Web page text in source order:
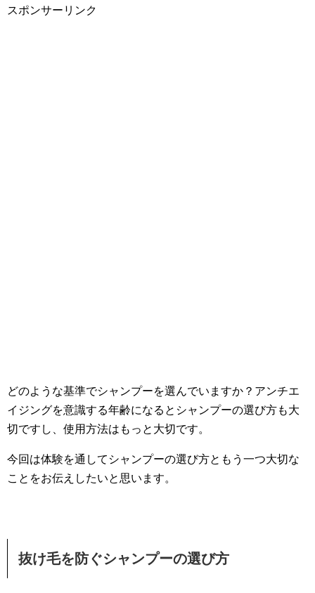
スポンサーリンク
どのような基準でシャンプーを選んでいますか？アンチエ
イジングを意識する年齢になるとシャンプーの選び方も大
切ですし、使用方法はもっと大切です。
今回は体験を通してシャンプーの選び方ともう一つ大切な
ことをお伝えしたいと思います。
抜け毛を防ぐシャンプーの選び方